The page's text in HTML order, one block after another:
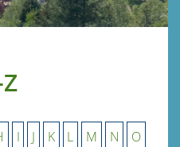
I J K L M N O